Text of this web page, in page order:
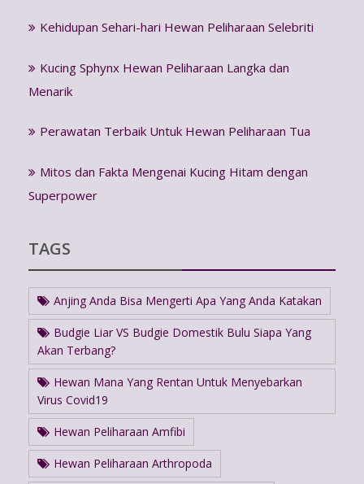
Kehidupan Sehari-hari Hewan Peliharaan Selebriti
Kucing Sphynx Hewan Peliharaan Langka dan
Menarik
Perawatan Terbaik Untuk Hewan Peliharaan Tua
Mitos dan Fakta Mengenai Kucing Hitam dengan
Superpower
TAGS
Anjing Anda Bisa Mengerti Apa Yang Anda Katakan
Budgie Liar VS Budgie Domestik Bulu Siapa Yang
Akan Terbang?
Hewan Mana Yang Rentan Untuk Menyebarkan
Virus Covid19
Hewan Peliharaan Amfibi
Hewan Peliharaan Arthropoda